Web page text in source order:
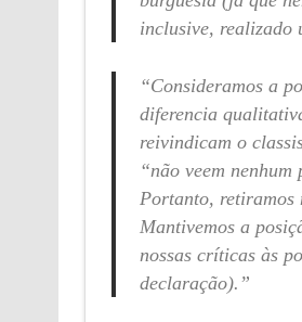
inclusive, realizado
“Consideramos a
diferencia
reivindicam o
“não veem
Portanto, retiramos
Mantivemos a
nossas críticas às
declaração).”